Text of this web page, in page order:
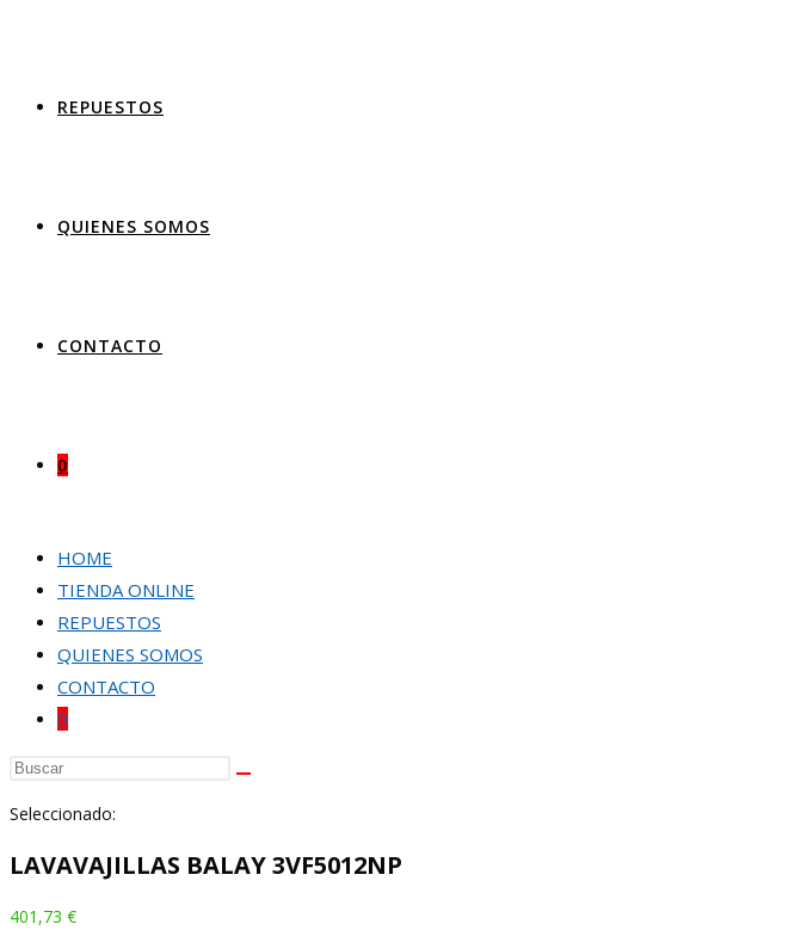
REPUESTOS
QUIENES SOMOS
CONTACTO
0
HOME
TIENDA ONLINE
REPUESTOS
QUIENES SOMOS
CONTACTO
0
Buscar
esta
web
Seleccionado:
LAVAVAJILLAS BALAY 3VF5012NP
401,73 €